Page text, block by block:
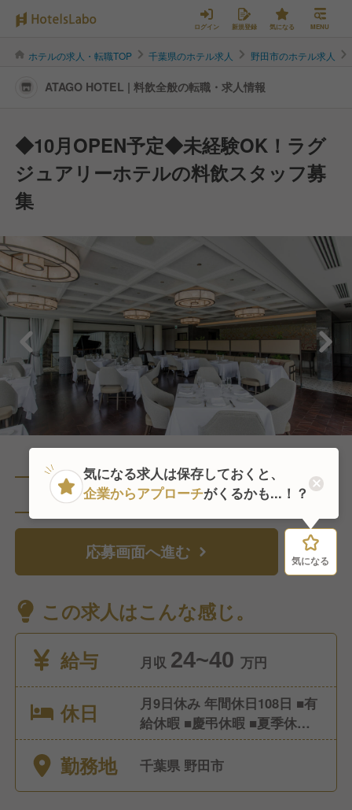
ログイン 新規登録 気になる MENU
ホテルの求人・転職TOP 千葉県のホテル求人 野田市のホテル求人
ATAGO HOTEL | 料飲全般の転職・求人情報
◆10月OPEN予定◆未経験OK！ラグ
ジュアリーホテルの料飲スタッフ募
集
直近2人がこの求人を検討中
応募画面へ進む 気になる
この求人はこんな感じ。
給与
月収 24~40 万円
休日
月9日休み 年間休日108日 ■有
給休暇 ■慶弔休暇 ■夏季休暇
■年末年始休暇 ■産前産後休暇
■介護休暇時短勤務 ■育児休業
勤務地 千葉県 野田市
気になる
気になる求人は保存しておくと、
企業からアプローチがくるかも...！？